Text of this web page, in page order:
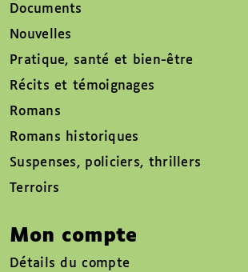
Documents
Nouvelles
Pratique, santé et bien-être
Récits et témoignages
Romans
Romans historiques
Suspenses, policiers, thrillers
Terroirs
Mon compte
Détails du compte